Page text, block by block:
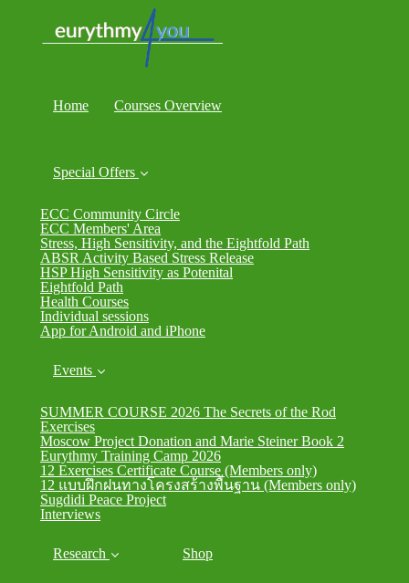
Home Courses Overview
Special Offers
ECC Community Circle
ECC Members' Area
Stress, High Sensitivity, and the Eightfold Path
ABSR Activity Based Stress Release
HSP High Sensitivity as Potenital
Eightfold Path
Health Courses
Individual sessions
App for Android and iPhone
Events
SUMMER COURSE 2026 The Secrets of the Rod
Exercises
Moscow Project Donation and Marie Steiner Book 2
Eurythmy Training Camp 2026
12 Exercises Certificate Course (Members only)
12 แบบฝึกฝนทางโครงสร้างพื้นฐาน (Members only)
Sugdidi Peace Project
Interviews
Research Shop